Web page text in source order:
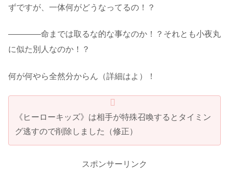
ずですが、一体何がどうなってるの！？
――――命までは取るな的な事なのか！？それとも小夜丸
に似た別人なのか！？
何が何やら全然分からん（詳細はよ）！
《ヒーローキッズ》は相手が特殊召喚するとタイミン
グ逃すので削除しました（修正）
スポンサーリンク